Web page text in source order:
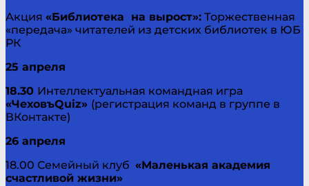
Акция «Библиотека на вырост»: Торжественная
«передача» читателей из детских библиотек в ЮБ
РК
25 апреля
18.30 Интеллектуальная командная игра
«ЧеховъQuiz» (регистрация команд в группе в
ВКонтакте)
26 апреля
18.00 Семейный клуб «Маленькая академия
счастливой жизни»